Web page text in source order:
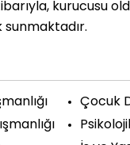
kurucusu
sunmaktadır.
Çocuk